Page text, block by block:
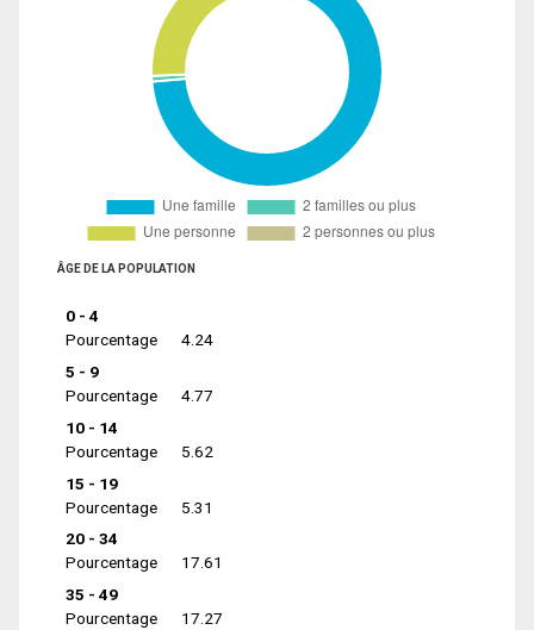
ÂGE DE LA POPULATION
0 - 4
Pourcentage
4.24
5 - 9
Pourcentage
4.77
10 - 14
Pourcentage
5.62
15 - 19
Pourcentage
5.31
20 - 34
Pourcentage
17.61
35 - 49
Pourcentage
17.27